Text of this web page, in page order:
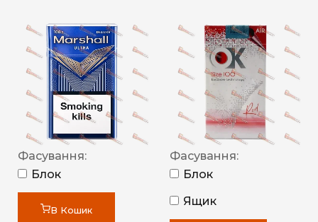
Фасування:
Блок
В Кошик
Фасування:
Блок
Ящик